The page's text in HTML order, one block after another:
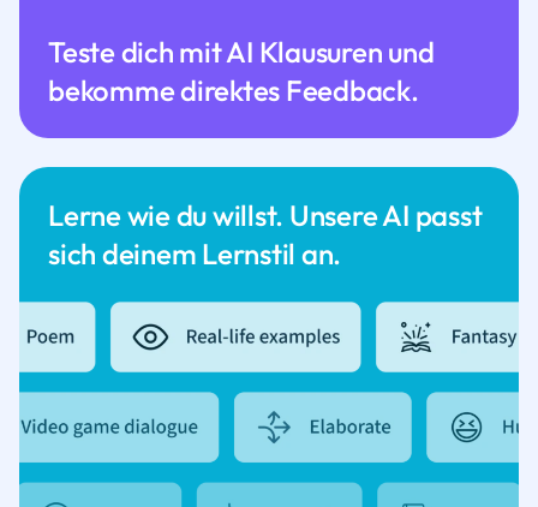
Lerne wie du willst. Unsere AI passt
sich deinem Lernstil an.
Teste dich mit AI Klausuren und
bekomme direktes Feedback.